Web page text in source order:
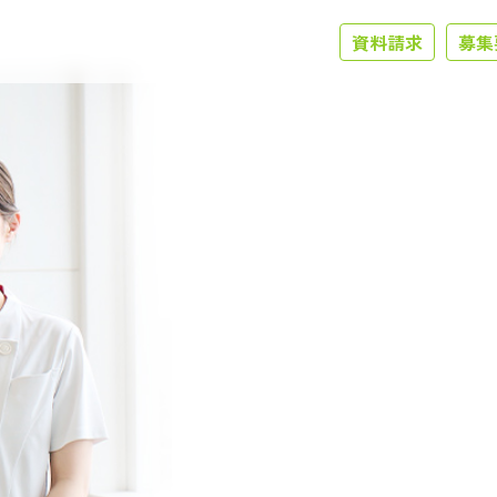
資料請求 募